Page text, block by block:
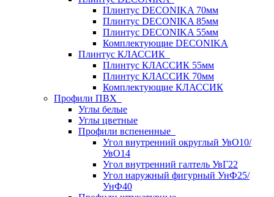
Плинтус DECONIKA 70мм
Плинтус DECONIKA 85мм
Плинтус DECONIKA 55мм
Комплектующие DECONIKA
Плинтус КЛАССИК
Плинтус КЛАССИК 55мм
Плинтус КЛАССИК 70мм
Комплектующие КЛАССИК
Профили ПВХ
Углы белые
Углы цветные
Профили вспененные
Угол внутренний округлый УвО10/
УвО14
Угол внутренний галтель УвГ22
Угол наружный фигурный УнФ25/
УнФ40